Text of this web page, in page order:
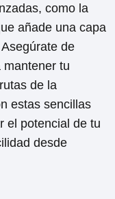
como la
añade una capa
de
tu
de la
estas sencillas
el potencial de tu
desde